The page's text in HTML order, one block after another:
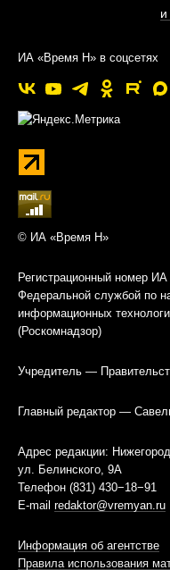
и
ИА «Время Н» в соцсетях
© ИА «Время Н»
Регистрационный номер
Федеральной службой по
информационных
(Роскомнадзор)
Учредитель —
Главный редактор —
Адрес редакции:
ул. Белинского, 9А
Телефон (831) 430−18−91
E-mail redaktor@vremyan.ru
Информация об агентстве
Правила использования